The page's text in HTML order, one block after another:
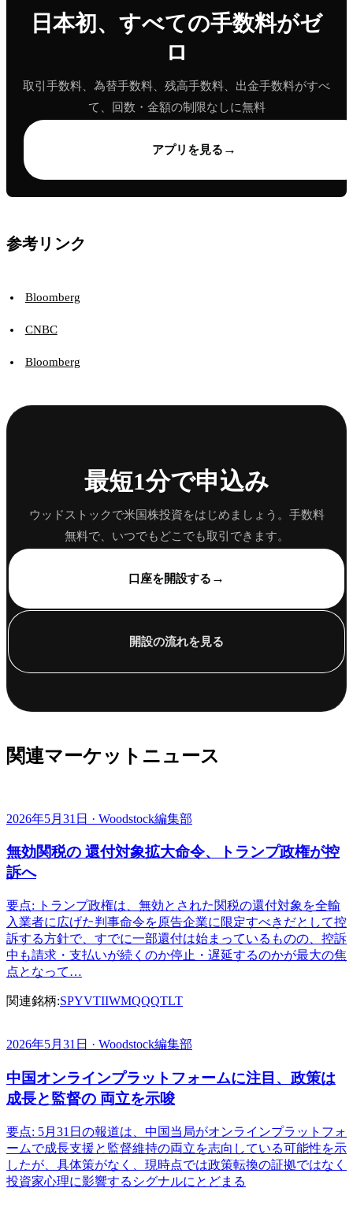
日本初、すべての手数料がゼ
ロ
取引手数料、為替手数料、残高手数料、出金手数料がすべ
て、回数・金額の制限なしに無料
アプリを見る →
参考リンク
Bloomberg
CNBC
Bloomberg
最短1分で申込み
ウッドストックで米国株投資をはじめましょう。手数料
無料で、いつでもどこでも取引できます。
口座を開設する →
開設の流れを見る
関連マーケットニュース
2026年5月31日 · Woodstock編集部
無効関税の 還付対象拡大命令、トランプ政権が控
訴へ
要点: トランプ政権は、無効とされた関税の還付対象を全輸
入業者に広げた判事命令を原告企業に限定すべきだとして控
訴する方針で、すでに一部還付は始まっているものの、控訴
中も請求・支払いが続くのか停止・遅延するのかが最大の焦
点となって…
関連銘柄:SPYVTIIWMQQQTLT
2026年5月31日 · Woodstock編集部
中国オンラインプラットフォームに注目、政策は
成長と監督の 両立を示唆
要点: 5月31日の報道は、中国当局がオンラインプラットフォ
ームで成長支援と監督維持の両立を志向している可能性を示
したが、具体策がなく、現時点では政策転換の証拠ではなく
投資家心理に影響するシグナルにとどまる